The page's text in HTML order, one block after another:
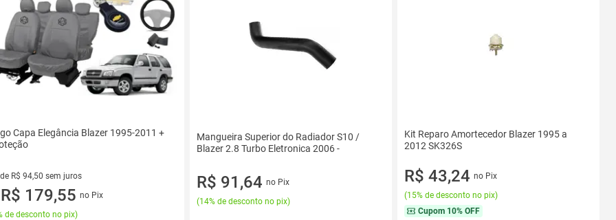
Capa Elegância Blazer 1995-2011 +
R$ 94,50 sem juros
de R$ 94,50 sem juros
R$ 179,55 no Pix
de desconto no pix)
Mangueira Superior do Radiador S10 /
Blazer 2.8 Turbo Eletronica 2006 -
R$ 91,64 no Pix
(14% de desconto no pix)
Kit Reparo Amortecedor Blazer 1995 a
2012 SK326S
R$ 43,24 no Pix
(15% de desconto no pix)
Cupom 10% OFF